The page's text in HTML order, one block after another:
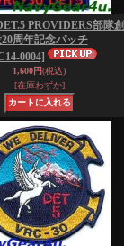
PROVIDERS部隊創
周年記念パッチ
0004]
1,600円(税込)
[在庫わずか]